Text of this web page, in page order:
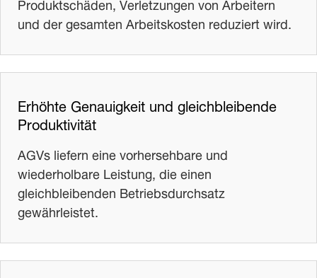
und der gesamten Arbeitskosten reduziert wird.
Erhöhte Genauigkeit und gleichbleibende
Produktivität
AGVs liefern eine vorhersehbare und
wiederholbare Leistung, die einen
gleichbleibenden Betriebsdurchsatz
gewährleistet.